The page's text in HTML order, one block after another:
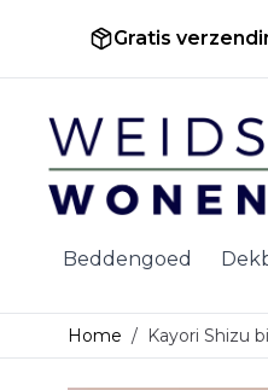
Gratis
Ga naar de inhoud
Beddengoed
Home / Kayori Shizu